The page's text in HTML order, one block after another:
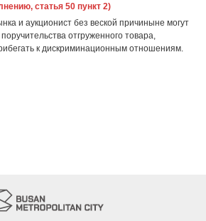
статья 50 пункт 2)
и аукционист без веской причиныне могут
отгруженного товара,
к дискриминационным отношениям.